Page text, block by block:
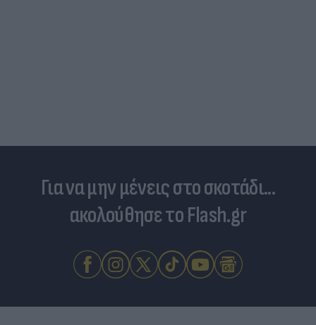
Για να μην μένεις στο σκοτάδι...
ακολούθησε το Flash.gr